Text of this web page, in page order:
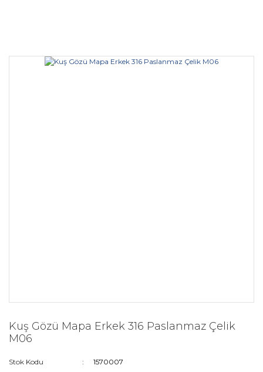
Kuş Gözü Mapa Erkek 316 Paslanmaz Çelik
M06
Stok Kodu
1570007